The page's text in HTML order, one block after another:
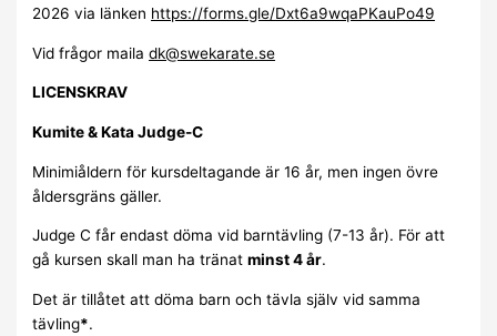
2026 via länken https://forms.gle/Dxt6a9wqaPKauPo49
Vid frågor mailadk@swekarate.se
LICENSKRAV
Kumite & Kata Judge-C
Minimiåldern för kursdeltagande är 16 år, men ingen övre
åldersgräns gäller.
Judge C får endast döma vid barntävling (7-13 år). För att
gå kursen skall man ha tränatminst 4 år.
Det är tillåtet att döma barn och tävla själv vid samma
tävling*.